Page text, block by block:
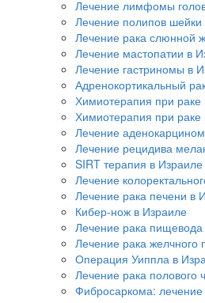
Лечение лимфомы
Лечение полипов
Лечение рака слюнной
Лечение мастопатии в
Лечение гастриномы в
Адренокортикальный
Химиотерапия при
Химиотерапия при
Лечение
Лечение рецидива
SIRT терапия в Израиле
Лечение
Лечение рака печени в
Кибер-нож в Израиле
Лечение рака
Лечение рака желчного
Операция Уиппла в
Лечение рака полового
Фибросаркома: